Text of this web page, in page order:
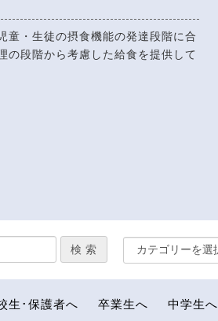
童・生徒の摂食機能の発達段階に合
の段階から考慮した給食を提供して
生･保護者へ 卒業生へ 中学生へ